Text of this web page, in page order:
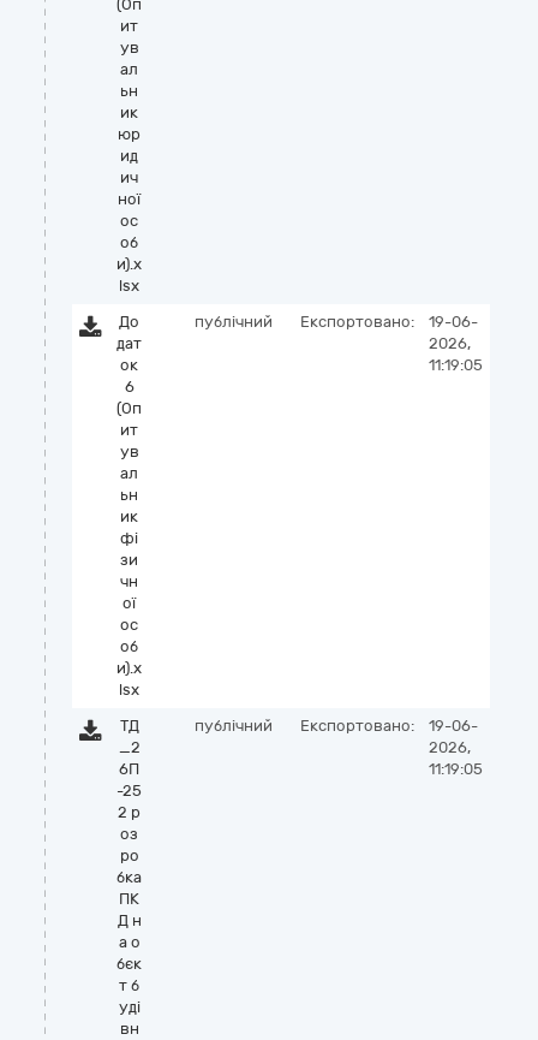
(Оп
ит
ув
ал
ьн
ик
юр
ид
ич
ної
ос
об
и).x
lsx
До
дат
ок
6
(Оп
ит
ув
ал
ьн
ик
фі
зи
чн
ої
ос
об
и).x
lsx
публічний Експортовано:
19-06-
2026,
11:19:05
ТД
_2
6П
-25
2 р
оз
ро
бка
ПК
Д н
а о
бєк
т б
уді
вн
публічний Експортовано:
19-06-
2026,
11:19:05